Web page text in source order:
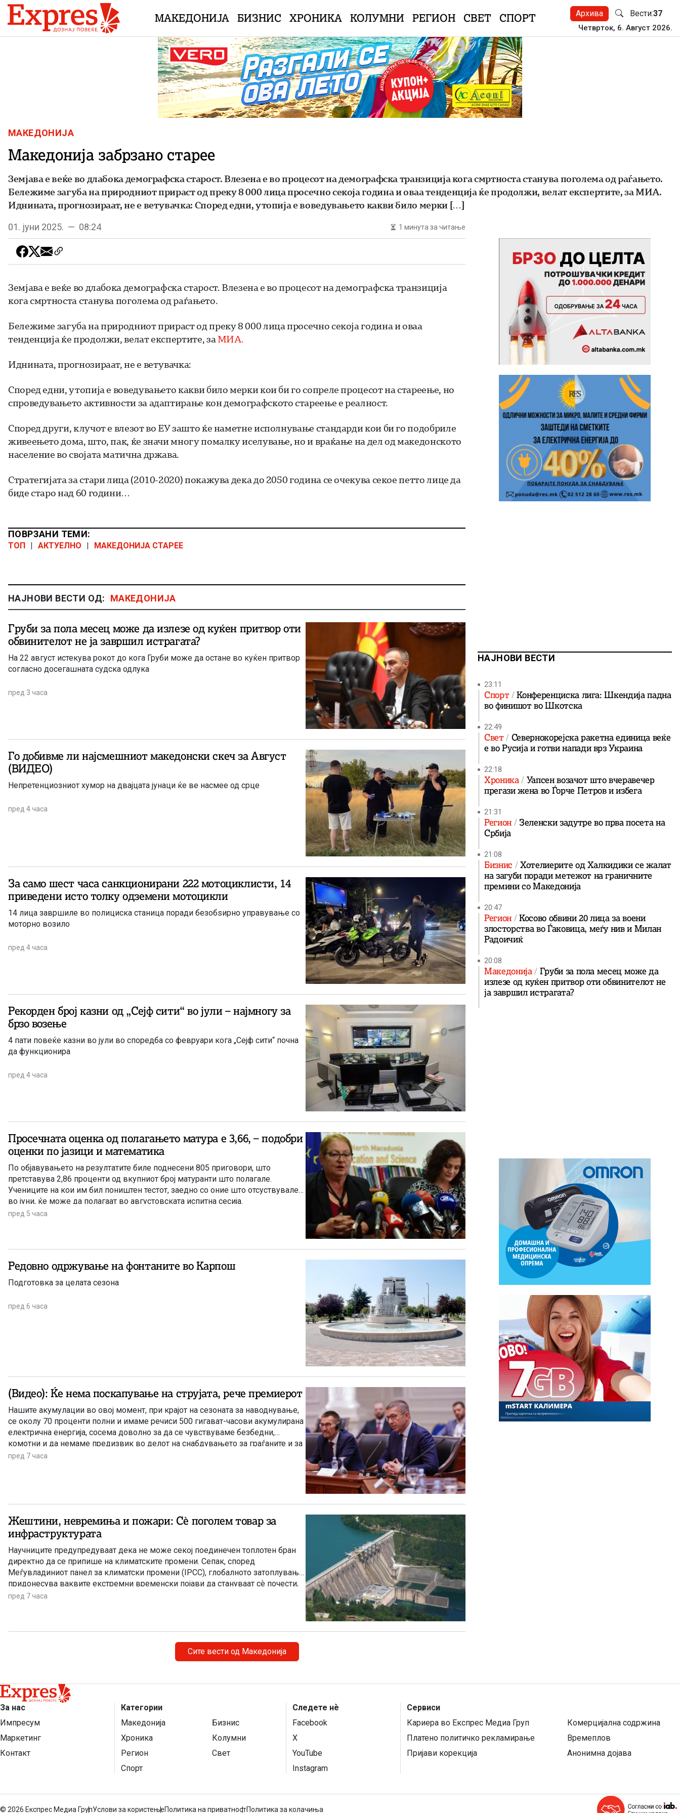
Skip to content
МАКЕДОНИЈА БИЗНИС ХРОНИКА КОЛУМНИ РЕГИОН СВЕТ СПОРТ Архива Вести:37
Четврток, 6. Август 2026.
МАКЕДОНИЈА
Македонија забрзано старее
Земјава е веќе во длабока демографска старост. Влезена е во процесот на демографска транзиција кога смртноста станува поголема од раѓањето.
Бележиме загуба на природниот прираст од преку 8 000 лица просечно секоја година и оваа тенденција ќе продолжи, велат експертите, за МИА.
Иднината, прогнозираат, не e ветувачка: Според едни, утопија е воведувањето какви било мерки […]
01. јуни 2025. — 08:24 1 минута за читање
Земјава е веќе во длабока демографска старост. Влезена е во процесот на демографска транзиција
кога смртноста станува поголема од раѓањето.
Бележиме загуба на природниот прираст од преку 8 000 лица просечно секоја година и оваа
тенденција ќе продолжи, велат експертите, заМИА.
Иднината, прогнозираат, не e ветувачка:
Според едни, утопија е воведувањето какви било мерки кои би го сопреле процесот на стареење, но
спроведувањето активности за адаптирање кон демографското стареење е реалност.
Според други, клучот е влезот во ЕУ зашто ќе наметне исполнување стандарди кои би го подобриле
живеењето дома, што, пак, ќе значи многу помалку иселување, но и враќање на дел од македонското
население во својата матична држава.
Стратегијата за стари лица (2010-2020) покажува дека до 2050 година се очекува секое петто лице да
биде старо над 60 години…
ПОВРЗАНИ ТЕМИ:
ТОП АКТУЕЛНО МАКЕДОНИЈА СТАРЕЕ
НАЈНОВИ ВЕСТИ ОД: МАКЕДОНИЈА
Груби за пола месец може да излезе од куќен притвор оти
обвинителот не ја завршил истрагата?
На 22 август истекува рокот до кога Груби може да остане во куќен притвор
согласно досегашната судска одлука
пред 3 часа
Го добивме ли најсмешниот македонски скеч за Август
(ВИДЕО)
Непретенциозниот хумор на двајцата јунаци ќе ве насмее од срце
пред 4 часа
За само шест часа санкционирани 222 мотоциклисти, 14
приведени исто толку одземени мотоцикли
14 лица завршиле во полициска станица поради безобѕирно управување со
моторно возило
пред 4 часа
Рекорден број казни од „Сејф сити“ во јули – најмногу за
брзо возење
4 пати повеќе казни во јули во споредба со февруари кога „Сејф сити“ почна
да функционира
пред 4 часа
Просечната оценка од полагањето матура е 3,66, – подобри
оценки по јазици и математика
По објавувањето на резултатите биле поднесени 805 приговори, што
претставува 2,86 проценти од вкупниот број матуранти што полагале.
Учениците на кои им бил поништен тестот, заедно со оние што отсуствувале
во јуни, ќе може да полагаат во августовската испитна сесија.
пред 5 часа
Редовно одржување на фонтаните во Карпош
Подготовка за целата сезона
пред 6 часа
(Видео): Ќе нема поскапување на струјата, рече премиерот
Нашите акумулации во овој момент, при крајот на сезоната за наводнување,
се околу 70 проценти полни и имаме речиси 500 гигават-часови акумулирана
електрична енергија, сосема доволно за да се чувствуваме безбедни,
комотни и да немаме предизвик во делот на снабдувањето за граѓаните и за
индустријата. И нема да правиме панични прес-конференции, вели
пред 7 часа
Жештини, невремиња и пожари: Сè поголем товар за
инфраструктурата
Научниците предупредуваат дека не може секој поединечен топлотен бран
директно да се припише на климатските промени. Сепак, според
Меѓувладиниот панел за климатски промени (IPCC), глобалното затоплување
придонесува ваквите екстремни временски појави да стануваат сѐ почести,
поинтензивни и подолготрајни.
пред 7 часа
Сите вести од Македонија
НАЈНОВИ ВЕСТИ
23:11
Спорт
Конференциска лига: Шкендија падна
во финишот во Шкотска
22:49
Свет Севернокорејска ракетна единица веќе
е во Русија и готви напади врз Украина
22:18
Хроника Уапсен возачот што вчеравечер
прегази жена во Ѓорче Петров и избега
21:31
Регион
Зеленски задутре во прва посета на
Србија
21:08
Бизнис
Хотелиерите од Халкидики се жалат
на загуби поради метежот на граничните
премини со Македонија
20:47
Регион
Косово обвини 20 лица за воени
злосторства во Ѓаковица, меѓу нив и Милан
Радоичиќ
20:08
Македонија Груби за пола месец може да
излезе од куќен притвор оти обвинителот не
ја завршил истрагата?
За нас
Импресум
Маркетинг
Контакт
Категории
Македонија
Бизнис
Хроника
Колумни
Регион
Свет
Спорт
Следете нѐ
Facebook
X
YouTube
Instagram
Сервиси
Кариера во Експрес Медиа Груп
Комерцијална содржина
Платено политичко рекламирање
Времеплов
Пријави корекција
Анонимна дојава
© 2026 Експрес Медиа ГрупУслови за користењеПолитика на приватностПолитика за колачиња